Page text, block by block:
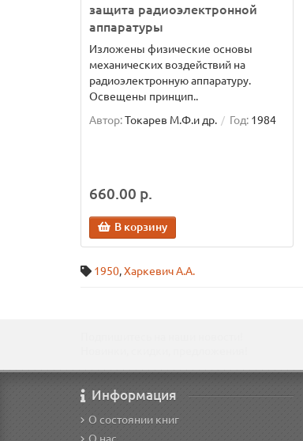
защита радиоэлектронной
аппаратуры
Изложены физические основы
механических воздействий на
радиоэлектронную аппаратуру.
Освещены принцип..
Автор:Токарев М.Ф.и др. Год: 1984
660.00 р.
В корзину
1950,Харкевич А.А.
Информация
О состоянии книг